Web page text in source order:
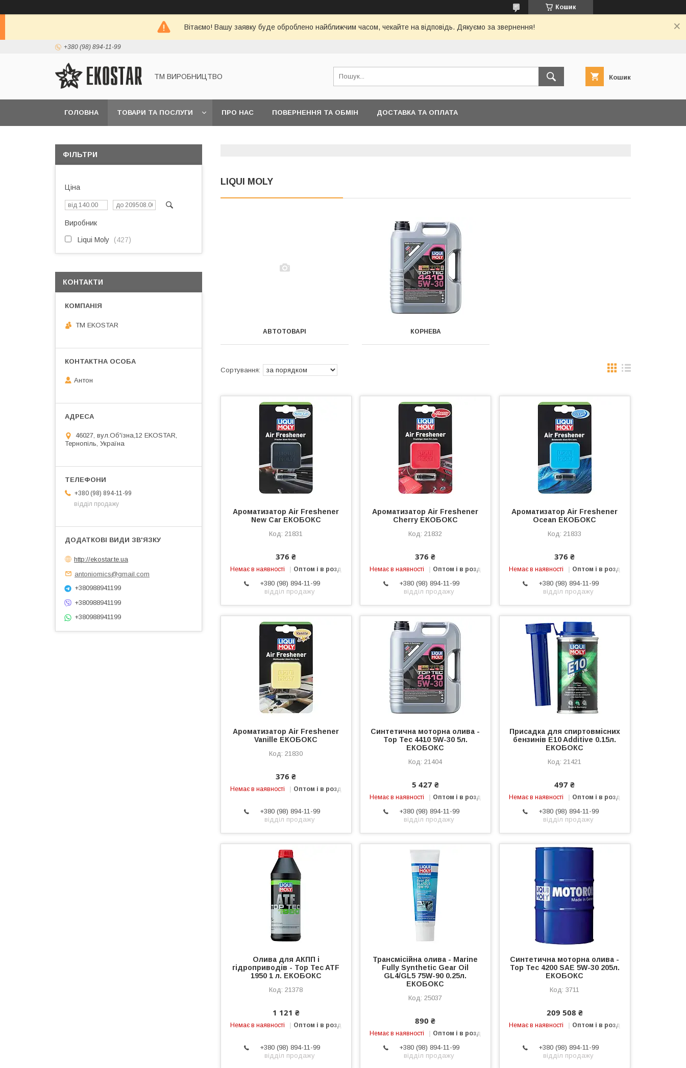
Кошик
Вітаємо! Вашу заявку буде оброблено найближчим часом, чекайте на відповідь. Дякуємо за звернення!
+380 (98) 894-11-99
ТМ ВИРОБНИЦТВО Кошик
ГОЛОВНА ТОВАРИ ТА ПОСЛУГИ ПРО НАС ПОВЕРНЕННЯ ТА ОБМІН ДОСТАВКА ТА ОПЛАТА
LIQUI MOLY
АВТОТОВАРІ КОРНЕВА
Ароматизатор Air Freshener
New Car ЕКОБОКС
21831
376 ₴
Немає в наявності Оптом і в роздріб
+380 (98) 894-11-99
відділ продажу
Ароматизатор Air Freshener
Cherry ЕКОБОКС
21832
376 ₴
Немає в наявності Оптом і в роздріб
+380 (98) 894-11-99
відділ продажу
Ароматизатор Air Freshener
Ocean ЕКОБОКС
21833
376 ₴
Немає в наявності Оптом і в роздріб
+380 (98) 894-11-99
відділ продажу
Ароматизатор Air Freshener
Vanille ЕКОБОКС
21830
376 ₴
Немає в наявності Оптом і в роздріб
+380 (98) 894-11-99
відділ продажу
Синтетична моторна олива -
Top Tec 4410 5W-30 5л.
ЕКОБОКС
21404
5 427 ₴
Немає в наявності Оптом і в роздріб
+380 (98) 894-11-99
відділ продажу
Присадка для спиртовмісних
бензинів E10 Additive 0.15л.
ЕКОБОКС
21421
497 ₴
Немає в наявності Оптом і в роздріб
+380 (98) 894-11-99
відділ продажу
Олива для АКПП і
гідроприводів - Top Tec ATF
1950 1 л. ЕКОБОКС
21378
1 121 ₴
Немає в наявності Оптом і в роздріб
+380 (98) 894-11-99
відділ продажу
Трансмісійна олива - Marine
Fully Synthetic Gear Oil
GL4/GL5 75W-90 0.25л.
ЕКОБОКС
25037
890 ₴
Немає в наявності Оптом і в роздріб
+380 (98) 894-11-99
відділ продажу
Синтетична моторна олива -
Top Tec 4200 SAE 5W-30 205л.
ЕКОБОКС
3711
209 508 ₴
Немає в наявності Оптом і в роздріб
+380 (98) 894-11-99
відділ продажу
ФІЛЬТРИ
Ціна
Виробник
Liqui Moly 427
КОНТАКТИ
ТМ EKOSTAR
Антон
46027, вул.Об'їзна,12 EKOSTAR,
Тернопіль, Україна
+380 (98) 894-11-99
відділ продажу
http://ekostar.te.ua
antoniomics@gmail.com
+380988941199
+380988941199
+380988941199